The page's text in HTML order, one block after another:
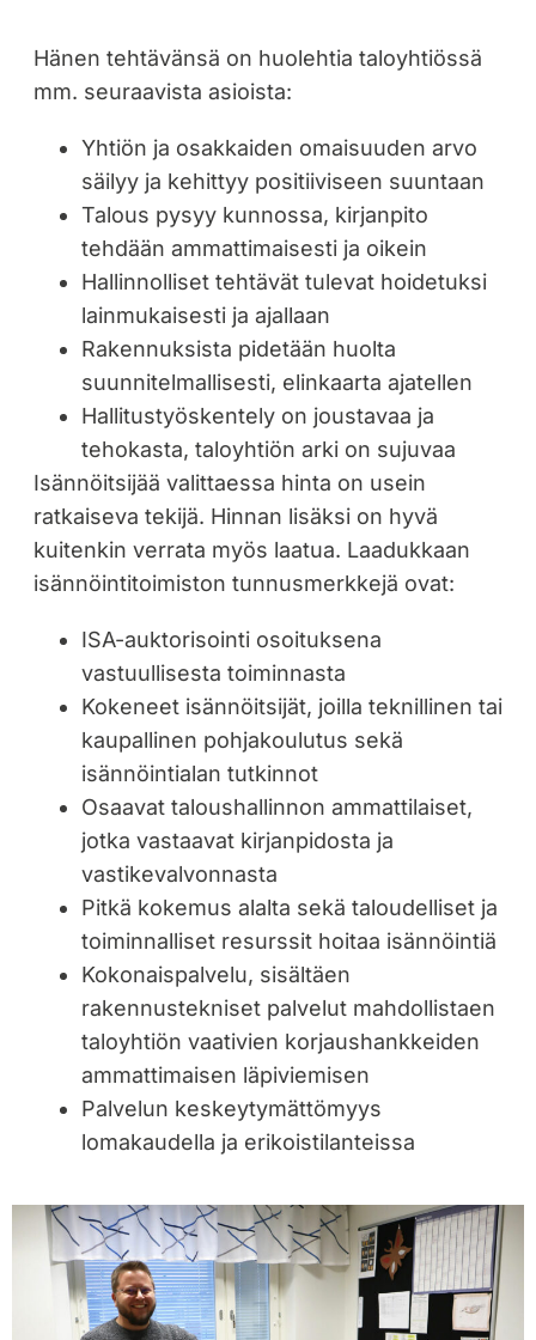
Hänen tehtävänsä on huolehtia taloyhtiössä
mm. seuraavista asioista:
Yhtiön ja osakkaiden omaisuuden arvo
säilyy ja kehittyy positiiviseen suuntaan
Talous pysyy kunnossa, kirjanpito
tehdään ammattimaisesti ja oikein
Hallinnolliset tehtävät tulevat hoidetuksi
lainmukaisesti ja ajallaan
Rakennuksista pidetään huolta
suunnitelmallisesti, elinkaarta ajatellen
Hallitustyöskentely on joustavaa ja
tehokasta, taloyhtiön arki on sujuvaa
Isännöitsijää valittaessa hinta on usein
ratkaiseva tekijä. Hinnan lisäksi on hyvä
kuitenkin verrata myös laatua. Laadukkaan
isännöintitoimiston tunnusmerkkejä ovat:
ISA-auktorisointi osoituksena
vastuullisesta toiminnasta
Kokeneet isännöitsijät, joilla teknillinen tai
kaupallinen pohjakoulutus sekä
isännöintialan tutkinnot
Osaavat taloushallinnon ammattilaiset,
jotka vastaavat kirjanpidosta ja
vastikevalvonnasta
Pitkä kokemus alalta sekä taloudelliset ja
toiminnalliset resurssit hoitaa isännöintiä
Kokonaispalvelu, sisältäen
rakennustekniset palvelut mahdollistaen
taloyhtiön vaativien korjaushankkeiden
ammattimaisen läpiviemisen
Palvelun keskeytymättömyys
lomakaudella ja erikoistilanteissa